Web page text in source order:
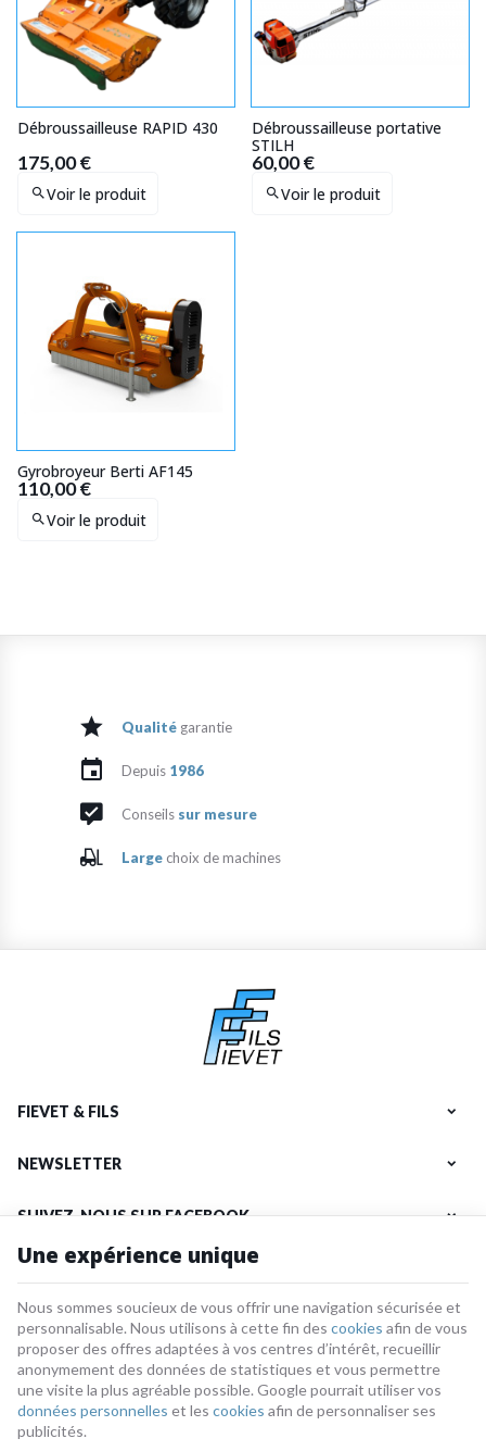
Débroussailleuse RAPID 430
175,00 €
Voir le produit
Débroussailleuse portative
STILH
60,00 €
Voir le produit
Gyrobroyeur Berti AF145
110,00 €
Voir le produit
Qualité garantie
Depuis 1986
Conseils sur mesure
Large choix de machines
NEWSLETTER
SUIVEZ-NOUS SUR FACEBOOK
FIEVET & FILS
NOS PRODUITS
INFORMATIONS
Fievet-et-fils | N° d'entreprise : 0784.207.485 | Mentions légales & Contact
Conditions d'utilisation du site web
Une expérience unique
Nous sommes soucieux de vous offrir une navigation sécurisée et
personnalisable. Nous utilisons à cette fin des cookies afin de vous
proposer des offres adaptées à vos centres d’intérêt, recueillir
anonymement des données de statistiques et vous permettre
une visite la plus agréable possible. Google pourrait utiliser vos
données personnelles et les cookies afin de personnaliser ses
publicités.